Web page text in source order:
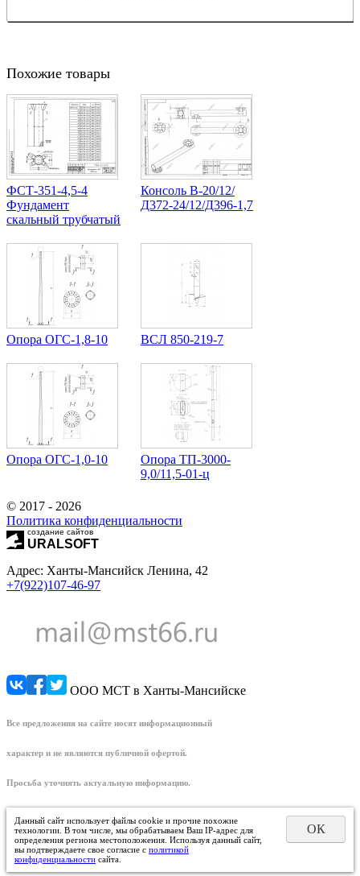
Похожие товары
ФСТ-351-4,5-4
Фундамент
скальный трубчатый
Консоль В-20/12/
Д372-24/12/Д396-1,7
Опора ОГС-1,8-10 ВСЛ 850-219-7
Опора ОГС-1,0-10
Опора ТП-3000-
9,0/11,5-01-ц
© 2017 - 2026
Политика конфиденциальности
создание сайтов
URALSOFT
Адрес: Ханты-Мансийск Ленина, 42
+7(922)107-46-97
ООО МСТ в Ханты-Мансийске
Все предложения на сайте носят информационный
характер и не являются публичной офертой.
Просьба уточнять актуальную информацию.
Данный сайт использует файлы cookie и прочие похожие
технологии. В том числе, мы обрабатываем Ваш IP-адрес для
определения региона местоположения. Используя данный сайт,
вы подтверждаете свое согласие с политикой
конфиденциальности сайта.
ОК